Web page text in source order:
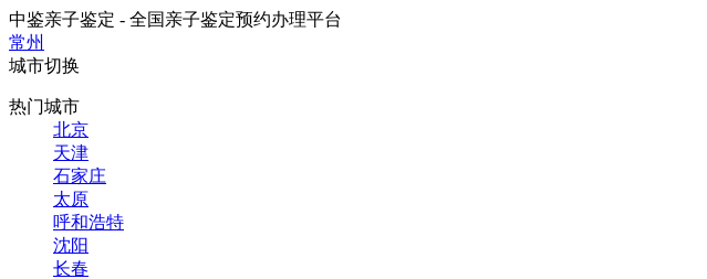
中鉴亲子鉴定 - 全国亲子鉴定预约办理平台
常州
城市切换
热门城市
北京
天津
石家庄
太原
呼和浩特
沈阳
长春